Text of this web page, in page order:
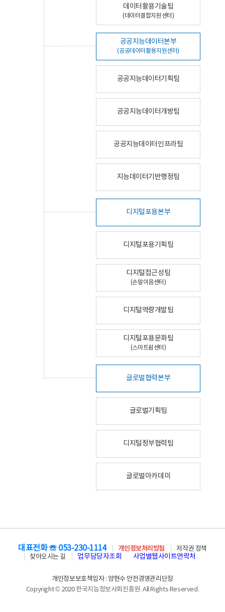
데이터활용기술팀
(데이터결합지원센터)
공공지능데이터본부
(공공데이터활용지원센터)
공공지능데이터기획팀
공공지능데이터개방팀
공공지능데이터인프라팀
지능데이터기반행정팀
디지털포용본부
디지털포용기획팀
디지털접근성팀
(손말이음센터)
디지털역량개발팀
디지털포용문화팀
(스마트쉼센터)
글로벌협력본부
글로벌기획팀
디지털정부협력팀
글로벌아카데미
대표전화 ☏ 053-230-1114 개인정보처리방침
저작권 정책
찾아오시는 길
업무담당자조회 사업별웹사이트연락처
개인정보보호책임자 : 양현수 안전경영관리단장
Copyright © 2020 한국지능정보사회진흥원. All Rights Reserved.